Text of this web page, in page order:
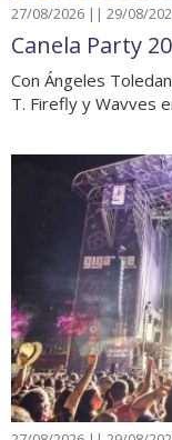
27/08/2026 || 29/08/
Canela Party
Con Ángeles
T. Firefly y Wavves